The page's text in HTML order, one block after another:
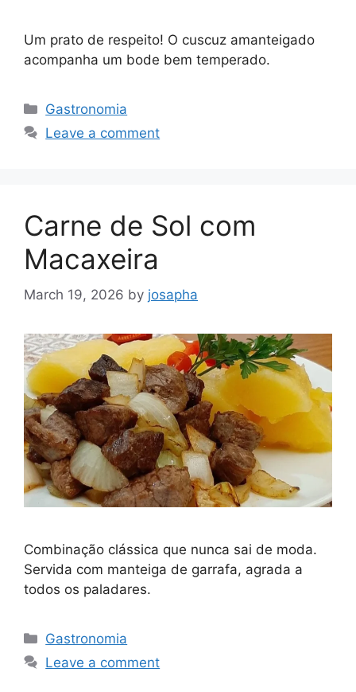
Um prato de respeito! O cuscuz amanteigado
acompanha um bode bem temperado.
Gastronomia
Leave a comment
Carne de Sol com
Macaxeira
March 19, 2026 by josapha
Combinação clássica que nunca sai de moda.
Servida com manteiga de garrafa, agrada a
todos os paladares.
Gastronomia
Leave a comment